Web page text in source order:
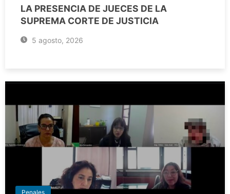
LA PRESENCIA DE JUECES DE LA
SUPREMA CORTE DE JUSTICIA
5 agosto, 2026
Penales